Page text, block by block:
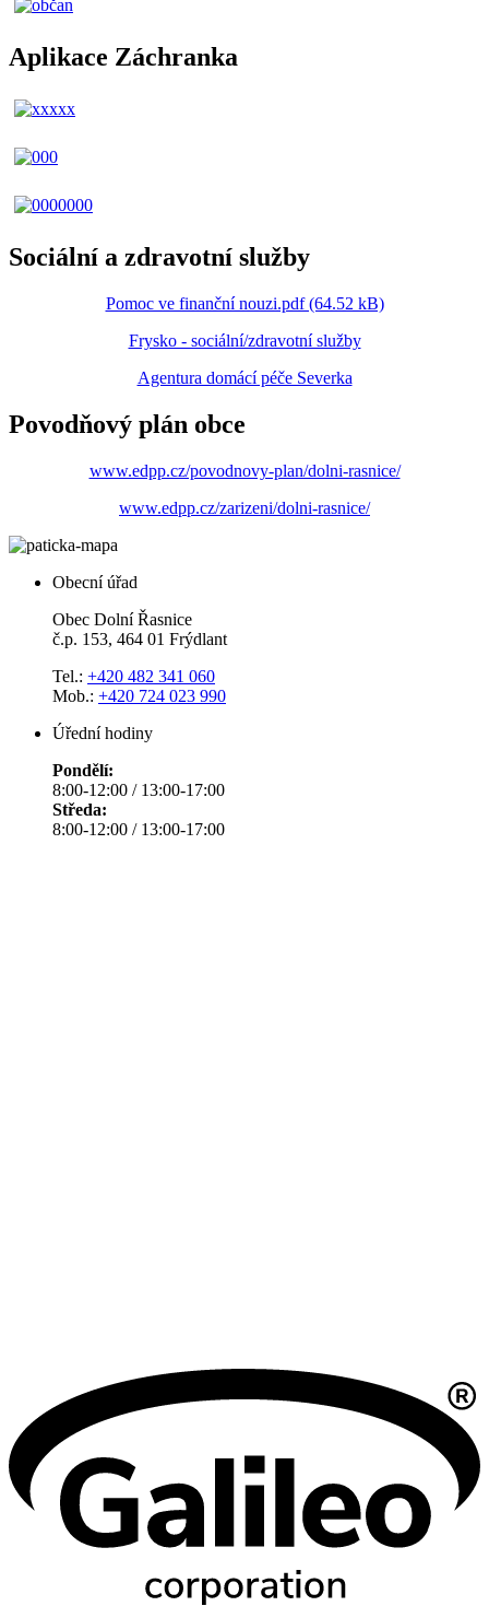
Aplikace Záchranka
Sociální a zdravotní služby
Pomoc ve finanční nouzi.pdf (64.52 kB)
Frysko - sociální/zdravotní služby
Agentura domácí péče Severka
Povodňový plán obce
www.edpp.cz/povodnovy-plan/dolni-rasnice/
www.edpp.cz/zarizeni/dolni-rasnice/
Obecní úřad
Obec Dolní Řasnice
č.p. 153, 464 01 Frýdlant
Tel.: +420 482 341 060
Mob.: +420 724 023 990
Úřední hodiny
Pondělí:
8:00-12:00 / 13:00-17:00
Středa:
8:00-12:00 / 13:00-17:00